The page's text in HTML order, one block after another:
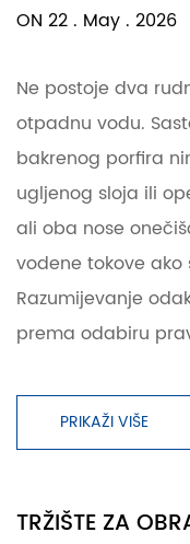
ON 22 . May . 2026
Ne postoje dva
otpadnu vodu.
bakrenog porfira
ugljenog sloja ili
ali oba nose
vodene tokove
Razumijevanje
prema odabiru
PRIKAŽI VIŠE
TRŽIŠTE ZA